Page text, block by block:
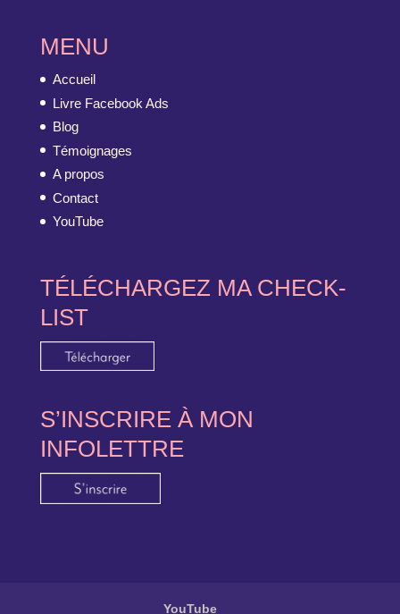
MENU
Accueil
Livre Facebook Ads
Blog
Témoignages
A propos
Contact
YouTube
TÉLÉCHARGEZ MA CHECK-
LIST
S’INSCRIRE À MON
INFOLETTRE
YouTube